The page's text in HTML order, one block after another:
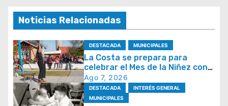
g
a
c
i
ó
n
Noticias Relacionadas
DESTACADA MUNICIPALES
La Costa se prepara para
celebrar el Mes de la Niñez con
juegos y espectáculos
Ago 7, 2026
DESTACADA
INTERÉS GENERAL
MUNICIPALES